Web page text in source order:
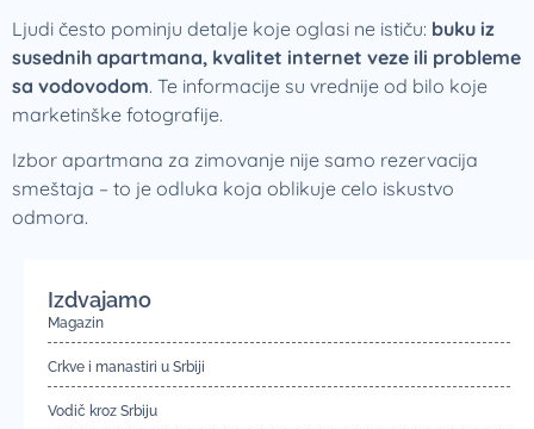
Ljudi često pominju detalje koje oglasi ne ističu: buku iz
susednih apartmana, kvalitet internet veze ili probleme
sa vodovodom. Te informacije su vrednije od bilo koje
marketinške fotografije.
Izbor apartmana za zimovanje nije samo rezervacija
smeštaja – to je odluka koja oblikuje celo iskustvo
odmora.
Izdvajamo
Magazin
Crkve i manastiri u Srbiji
Vodič kroz Srbiju